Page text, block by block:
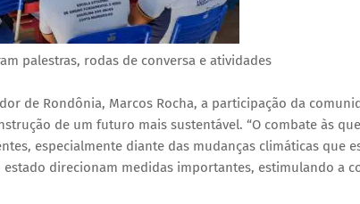
palestras, rodas de conversa e atividades
de Rondônia, Marcos Rocha, a participação da
de um futuro mais sustentável. “O combate às
especialmente diante das mudanças climáticas que
direcionam medidas importantes, estimulando a